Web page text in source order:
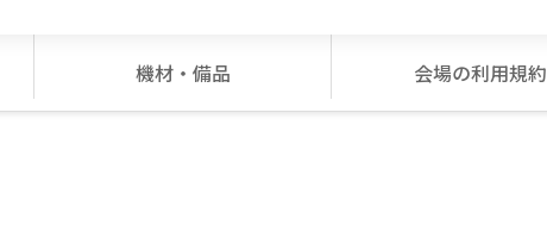
機材・備品 会場の利用規約